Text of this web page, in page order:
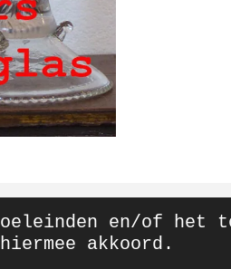
en/of het
akkoord.